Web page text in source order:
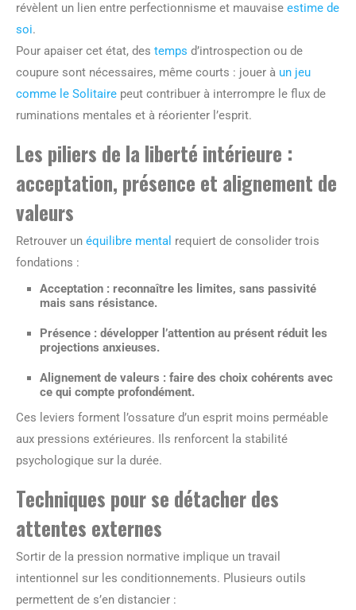
révèlent un lien entre perfectionnisme et mauvaise estime de
soi.
Pour apaiser cet état, des temps d’introspection ou de
coupure sont nécessaires, même courts : jouer à un jeu
comme le Solitaire peut contribuer à interrompre le flux de
ruminations mentales et à réorienter l’esprit.
Les piliers de la liberté intérieure :
acceptation, présence et alignement de
valeurs
Retrouver un équilibre mental requiert de consolider trois
fondations :
Acceptation : reconnaître les limites, sans passivité
mais sans résistance.
Présence : développer l’attention au présent réduit les
projections anxieuses.
Alignement de valeurs : faire des choix cohérents avec
ce qui compte profondément.
Ces leviers forment l’ossature d’un esprit moins perméable
aux pressions extérieures. Ils renforcent la stabilité
psychologique sur la durée.
Techniques pour se détacher des
attentes externes
Sortir de la pression normative implique un travail
intentionnel sur les conditionnements. Plusieurs outils
permettent de s’en distancier :